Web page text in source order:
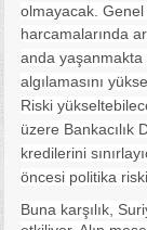
olmayacak.
harcamalarında
anda yaşanmakta
algılamasını
Riski
üzere Bankacılık
kredilerini
öncesi politika
Buna karşılık,